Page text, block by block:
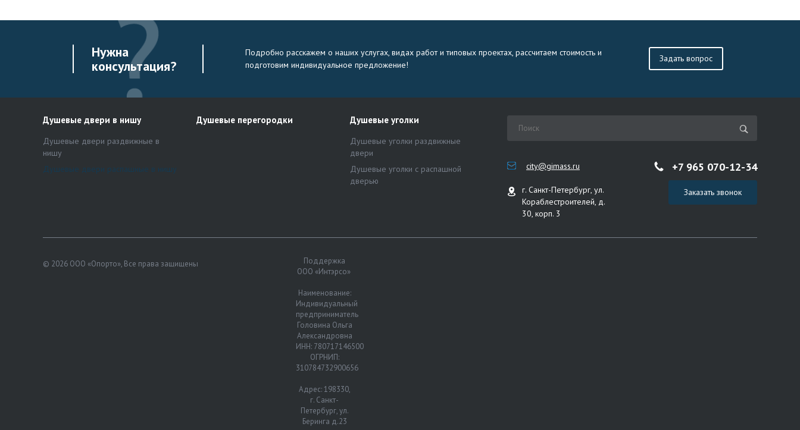
Нужна
консультация?
Подробно расскажем о наших услугах, видах работ и типовых проектах, рассчитаем стоимость и
подготовим индивидуальное предложение!
Задать вопрос
Душевые двери в нишу
Душевые двери раздвижные в
нишу
Душевые двери распашные в нишу
Душевые перегородки Душевые уголки
Душевые уголки раздвижные
двери
Душевые уголки с распашной
дверью
city@gimass.ru
г. Санкт-Петербург, ул.
Кораблестроителей, д.
30, корп. 3
+7 965 070-12-34
Заказать звонок
© 2026 ООО «Опорто», Все права защищены
Поддержка
ООО «Интэрсо»
Наименование:
Индивидуальный
предприниматель
Головина Ольга
Александровна
ИНН: 780717146500
ОГРНИП:
310784732900656
Адрес: 198330,
г. Санкт-
Петербург, ул.
Беринга д.23